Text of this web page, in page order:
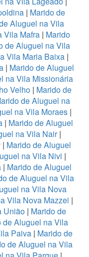
| Marido de
Aluguel na Vila
Vila Mafra | Marido
de Aluguel na Vila
Vila Maria Baixa|
| Marido de Aluguel
na Vila Missionária
Velho| Marido de
de Aluguel na
na Vila Moraes|
| Marido de Aluguel
na Vila Nair|
| Marido de Aluguel
na Vila Nivi |
| Marido de Aluguel
de Aluguel na Vila
na Vila Nova
Vila Nova Mazzei |
União | Marido de
de Aluguel na Vila
Paiva| Marido de
de Aluguel na Vila